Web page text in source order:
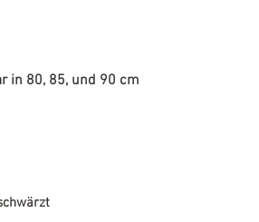
in 80, 85, und 90 cm